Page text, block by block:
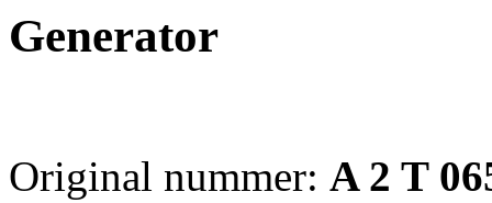
Generator
Original nummer: A 2 T